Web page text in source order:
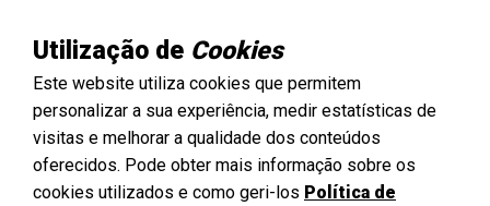
Utilização de Cookies
Este website utiliza cookies que permitem
personalizar a sua experiência, medir estatísticas de
visitas e melhorar a qualidade dos conteúdos
oferecidos. Pode obter mais informação sobre os
cookies utilizados e como geri-los Política de